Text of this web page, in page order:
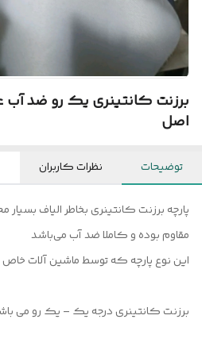
اصل
توضیحات نظرات کاربران
پارچه برزنت کانتینری بخاطر الیاف
مقاوم بوده و کاملا ضد آب می‌باشد
این نوع پارچه که توسط ماشین آلات خاص
برزنت کانتینری درجه یک – یک رو می